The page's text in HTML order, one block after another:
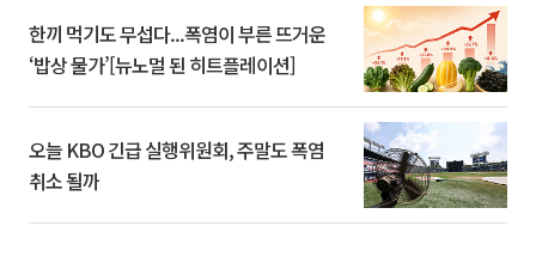
한끼 먹기도 무섭다...폭염이 부른 뜨거운
‘밥상 물가’[뉴노멀 된 히트플레이션]
오늘 KBO 긴급 실행위원회, 주말도 폭염
취소 될까